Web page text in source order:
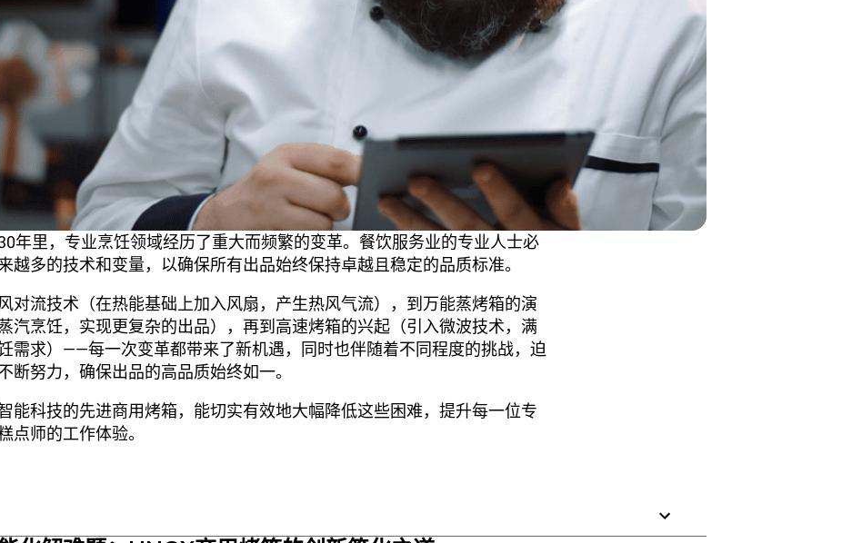
年里，专业烹饪领域经历了重大而频繁的变革。餐饮服务业的专业人士必
越多的技术和变量，以确保所有出品始终保持卓越且稳定的品质标准。
对流技术（在热能基础上加入风扇，产生热风气流），到万能蒸烤箱的演
汽烹饪，实现更复杂的出品），再到高速烤箱的兴起（引入微波技术，满
需求）——每一次变革都带来了新机遇，同时也伴随着不同程度的挑战，迫
断努力，确保出品的高品质始终如一。
能科技的先进商用烤箱，能切实有效地大幅降低这些困难，提升每一位专
点师的工作体验。